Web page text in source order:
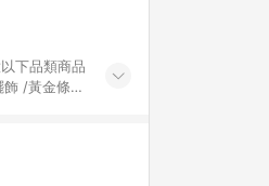
/黃金條
外) 3. 訂